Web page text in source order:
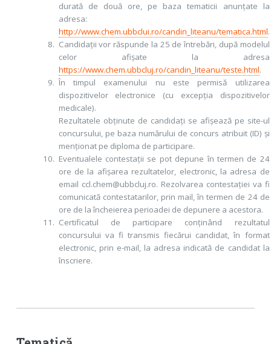
durată de două ore, pe baza tematicii anunțate la
adresa:
http://www.chem.ubbclui.ro/candin_liteanu/tematica.html.
Candidații vor răspunde la 25 de întrebări, după modelul
celor afișate la adresa
https://www.chem.ubbcluj.ro/candin_liteanu/teste.html.
În timpul examenului nu este permisă utilizarea
dispozitivelor electronice (cu excepția dispozitivelor
medicale).
Rezultatele obținute de candidați se afișează pe site-ul
concursului, pe baza numărului de concurs atribuit (ID) și
menționat pe diploma de participare.
Eventualele contestații se pot depune în termen de 24
ore de la afișarea rezultatelor, electronic, la adresa de
email ccl.chem@ubbcluj.ro. Rezolvarea contestației va fi
comunicată contestatarilor, prin mail, în termen de 24 de
ore de la încheierea perioadei de depunere a acestora.
Certificatul de participare conținând rezultatul
concursului va fi transmis fiecărui candidat, în format
electronic, prin e-mail, la adresa indicată de candidat la
înscriere.